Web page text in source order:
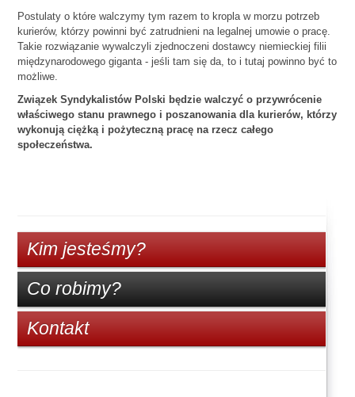
Postulaty o które walczymy tym razem to kropla w morzu potrzeb
kurierów, którzy powinni być zatrudnieni na legalnej umowie o pracę.
Takie rozwiązanie wywalczyli zjednoczeni dostawcy niemieckiej filii
międzynarodowego giganta - jeśli tam się da, to i tutaj powinno być to
możliwe.
Związek Syndykalistów Polski będzie walczyć o przywrócenie
właściwego stanu prawnego i poszanowania dla kurierów, którzy
wykonują ciężką i pożyteczną pracę na rzecz całego
społeczeństwa.
Kim jesteśmy?
Co robimy?
Kontakt